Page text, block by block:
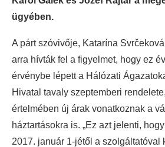
ügyében.
A párt szóvivője, Katarína
arra hívták fel a figyelmet, hogy ez
érvénybe lépett a Hálózati
Hivatal tavaly szeptemberi
értelmében új árak vonatkoznak a
háztartásokra is. „Ez azt jelenti,
2017. január 1-jétől a szolgáltatóval